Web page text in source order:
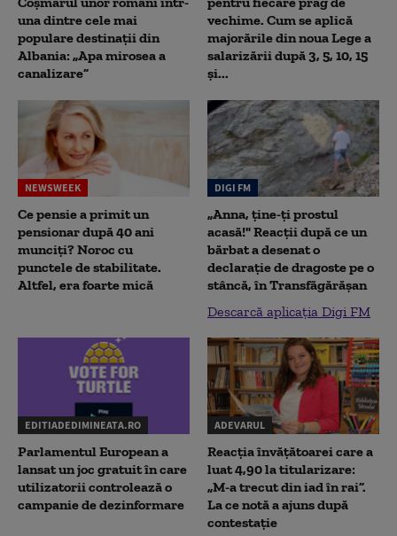
una dintre cele mai
populare destinații din
Albania: „Apa mirosea a
canalizare”
vechime. Cum se aplică
majorările din noua Lege a
salarizării după 3, 5, 10, 15
și...
NEWSWEEK
Ce pensie a primit un
pensionar după 40 ani
munciți? Noroc cu
punctele de stabilitate.
Altfel, era foarte mică
DIGI FM
„Anna, ţine-ţi prostul
acasă!" Reacţii după ce un
bărbat a desenat o
declaraţie de dragoste pe o
stâncă, în Transfăgărăşan
Descarcă aplicația Digi FM
EDITIADEDIMINEATA.RO
Parlamentul European a
lansat un joc gratuit în care
utilizatorii controlează o
campanie de dezinformare
ADEVARUL
Reacția învățătoarei care a
luat 4,90 la titularizare:
„M-a trecut din iad în rai”.
La ce notă a ajuns după
contestație